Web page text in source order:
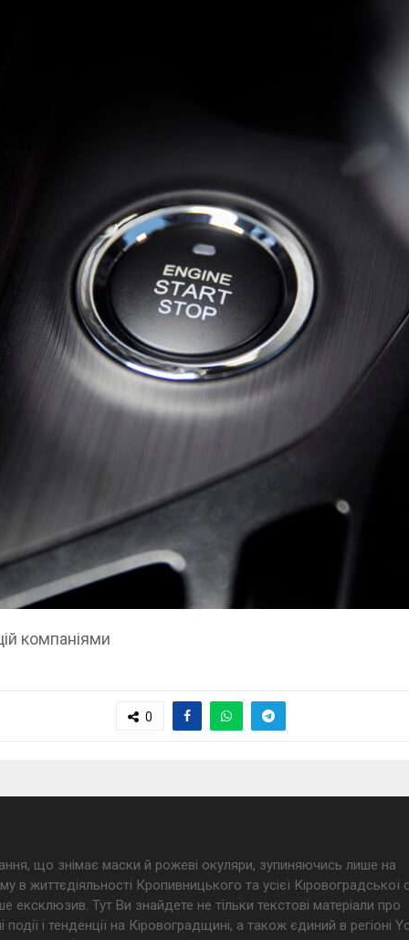
компаніями
0
що знімає маски й рожеві окуляри, зупиняючись лише на
в життєдіяльності Кропивницького та усієї Кіровоградської
ексклюзив. Тут Ви знайдете не тільки текстові матеріали про
події і тенденції на Кіровоградщині, а також єдиний в регіоні